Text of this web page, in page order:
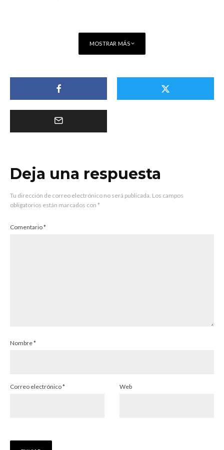
MOSTRAR MÁS
Deja una respuesta
Tu dirección de correo electrónico no será publicada. Los campos
obligatorios están marcados con *
Comentario*
Nombre*
Correo electrónico* Web